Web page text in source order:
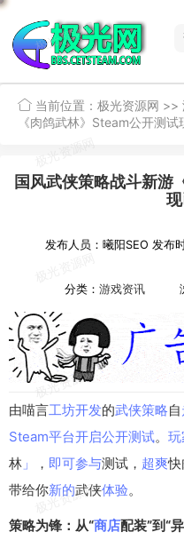
当前位置： 极光资源网 >>
《肉鸽武林》Steam公开测试
国风武侠策略战斗新游
发布人员：曦阳SEO 发布
分类： 游戏资讯
由喵言工坊开发的武侠策略自
Steam平台开启公开测试。 玩
林 」 ， 即可参与测试， 超爽快
带给你新的武侠体验。
策略为锋：从“商店配装”到“